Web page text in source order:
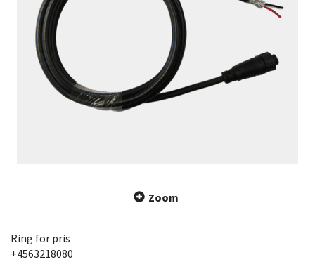
Zoom
Ring for pris
+4563218080